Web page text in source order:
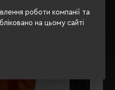
роботи компанії та
на цьому сайті